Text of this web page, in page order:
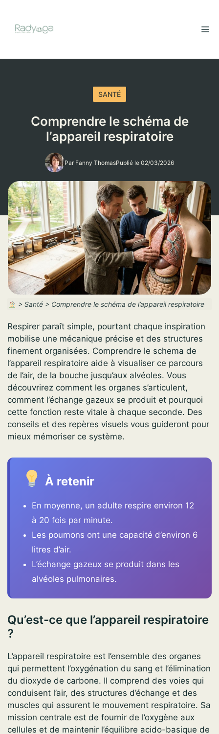
contenu
SANTÉ
Comprendre le schéma de
l’appareil respiratoire
Par Fanny ThomasPublié le 02/03/2026
> Santé> Comprendre le schéma de l’appareil respiratoire
Respirer paraît simple, pourtant chaque inspiration
mobilise une mécanique précise et des structures
finement organisées. Comprendre le schema de
l’appareil respiratoire aide à visualiser ce parcours
de l’air, de la bouche jusqu’aux alvéoles. Vous
découvrirez comment les organes s’articulent,
comment l’échange gazeux se produit et pourquoi
cette fonction reste vitale à chaque seconde. Des
conseils et des repères visuels vous guideront pour
mieux mémoriser ce système.
À retenir
En moyenne, un adulte respire environ 12
à 20 fois par minute.
Les poumons ont une capacité d’environ 6
litres d’air.
L’échange gazeux se produit dans les
alvéoles pulmonaires.
Qu’est-ce que l’appareil respiratoire
?
L’appareil respiratoire est l’ensemble des organes
qui permettent l’oxygénation du sang et l’élimination
du dioxyde de carbone. Il comprend des voies qui
conduisent l’air, des structures d’échange et des
muscles qui assurent le mouvement respiratoire. Sa
mission centrale est de fournir de l’oxygène aux
cellules et de maintenir l’équilibre acido-basique de